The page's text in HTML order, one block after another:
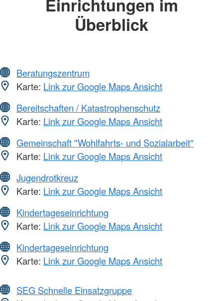
Einrichtungen im
Überblick
Beratungszentrum
Karte: Link zur Google Maps Ansicht
Bereitschaften / Katastrophenschutz
Karte: Link zur Google Maps Ansicht
Gemeinschaft "Wohlfahrts- und Sozialarbeit"
Karte: Link zur Google Maps Ansicht
Jugendrotkreuz
Karte: Link zur Google Maps Ansicht
Kindertageseinrichtung
Karte: Link zur Google Maps Ansicht
Kindertageseinrichtung
Karte: Link zur Google Maps Ansicht
SEG Schnelle Einsatzgruppe